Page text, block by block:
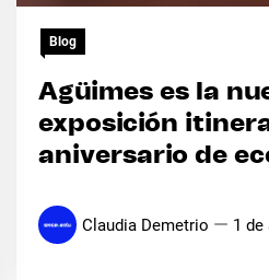
Blog
Agüimes es la
exposición
aniversario de
Claudia Demetrio 1 de